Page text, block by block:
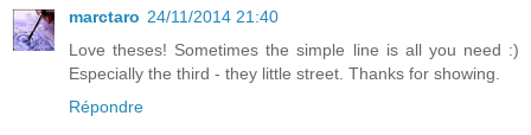
marctaro 24/11/2014 21:40
Love theses! Sometimes the simple line is all you need :)
Especially the third - they little street. Thanks for showing.
Répondre